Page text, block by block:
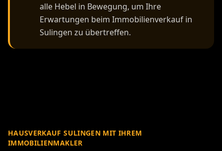
alle Hebel in Bewegung, um Ihre
Erwartungen beim Immobilienverkauf in
Sulingen zu übertreffen.
HAUSVERKAUF SULINGEN MIT IHREM
IMMOBILIENMAKLER